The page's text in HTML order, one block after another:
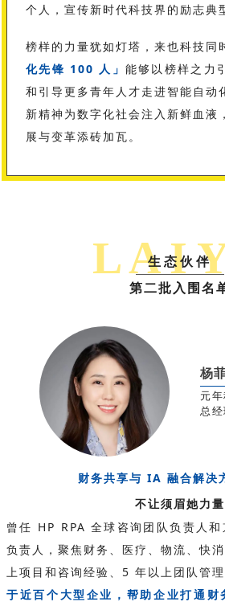
个人，宣传新时代科技界的励志典
榜样的力量犹如灯塔，来也科技同
化先锋 100 人」 能够以榜样之力
和引导更多青年人才走进智能自动
新精神为数字化社会注入新鲜血液
展与变革添砖加瓦。
L A I
生态伙伴
第二批入围名
杨
元
总经
财务共享与 IA 融合解决
不让须眉她力量
曾任 HP RPA 全球咨询团队负责人
负责人，聚焦财务、医疗、物流、快
上项目和咨询经验、5 年以上团队管理
于近百个大型企业，帮助企业打通财